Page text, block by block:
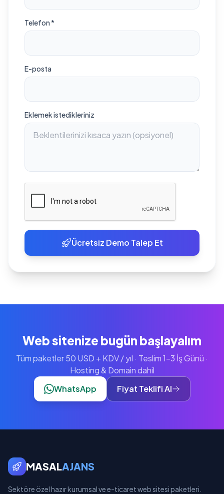
Telefon *
E-posta
Eklemek istedikleriniz
Ücretsiz Demo Talep Et
Web sitenize bugün başlayalım
Tüm paketler 50 USD + KDV / yıl · Teslim 1-3 İş Günü ·
Hosting & Domain dahil
WhatsApp
Fiyat Teklifi Al
MASALAJANS
Sektöre özel hazır kurumsal ve e-ticaret web sitesi paketleri.